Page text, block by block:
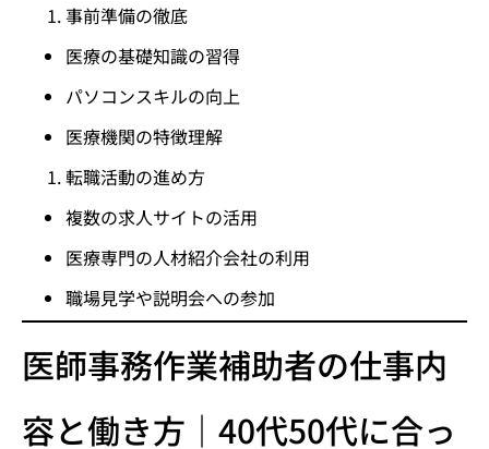
事前準備の徹底
医療の基礎知識の習得
パソコンスキルの向上
医療機関の特徴理解
転職活動の進め方
複数の求人サイトの活用
医療専門の人材紹介会社の利用
職場見学や説明会への参加
医師事務作業補助者の仕事内
容と働き方｜40代50代に合っ